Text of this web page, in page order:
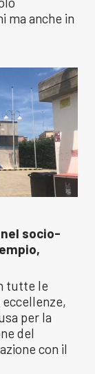
ma anche in
socio-
tutte le
per la
del
con il